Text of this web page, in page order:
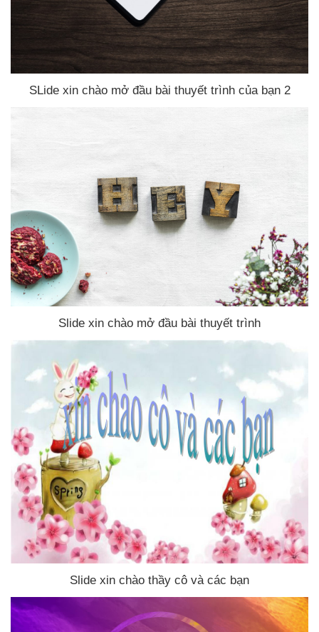
SLide xin chào mở đầu bài thuyết trình của bạn 2
Slide xin chào mở đầu bài thuyết trình
Slide xin chào thầy cô và các bạn